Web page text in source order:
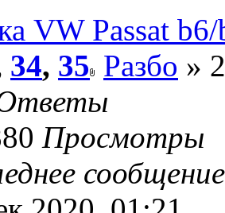
VW Passat
34, 35 Разбо »
Просмотры